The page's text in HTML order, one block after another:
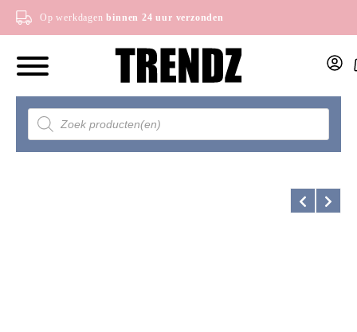
Op werkdagen binnen 24 uur verzonden
Producten
zoeken